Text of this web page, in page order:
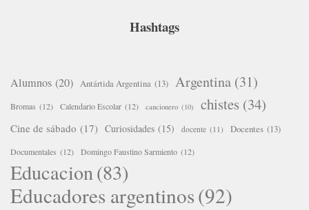
Hashtags
Alumnos (20) Antártida Argentina (13) Argentina (31)
Bromas (12) Calendario Escolar (12) cancionero (10) chistes (34)
Cine de sábado (17) Curiosidades (15) docente (11) Docentes (13)
Documentales (12) Domingo Faustino Sarmiento (12)
Educacion(83)
Educadores argentinos(92)